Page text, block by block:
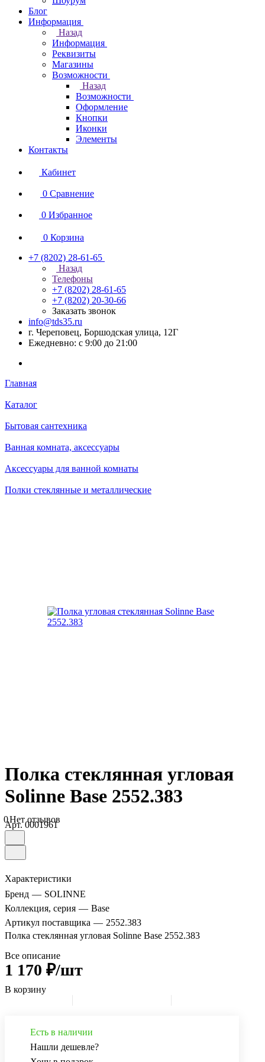
Блог
Информация
Назад
Информация
Реквизиты
Магазины
Возможности
Назад
Возможности
Оформление
Кнопки
Иконки
Элементы
Контакты
Кабинет
0 Сравнение
0 Избранное
0 Корзина
+7 (8202) 28‑61-65
Назад
Телефоны
+7 (8202) 28‑61-65
+7 (8202) 20‑30-66
Заказать звонок
info@tds35.ru
г. Череповец, Боршодская улица, 12Г
Ежедневно: с 9:00 до 21:00
Главная
Каталог
Бытовая сантехника
Ванная комната, аксессуары
Аксессуары для ванной комнаты
Полки стеклянные и металлические
Полка стеклянная угловая
Solinne Base 2552.383
0Нет отзывов
Арт.0001961
Характеристики
Бренд — SOLINNE
Коллекция, серия — Base
Артикул поставщика — 2552.383
Полка стеклянная угловая Solinne Base 2552.383
Все описание
1 170 ₽/шт
В корзину
Есть в наличии
Нашли дешевле?